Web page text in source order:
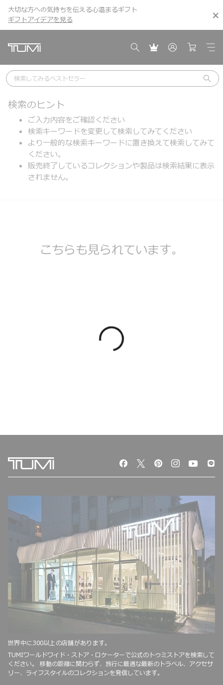
ギフトアイデアを見る こちら
大切な方への気持ちを伝える心温まるギフト
ギフトアイデアを見る
こちら
検索してみるベストセラー
検索のヒント
ご入力内容をご確認ください
検索キーワードを変更して検索してみてください
より一般的な検索キーワードに置き換えて検索してみて
ください。
販売終了しているコレクションや製品は検索結果に表示
されません。
こちらも見られています。
世界中に300以上の店舗があります。
TUMIワールドワイド・ストア・ロケーターで公式のトゥミストアを検索して
ください。 移動の距離に関わらず、旅行に最適な最新のトラベル、アクセサ
リー、ライフスタイルのコレクションを発信しています。